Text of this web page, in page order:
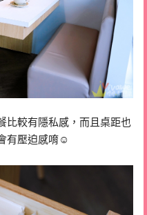
比較有隱私感，而且桌距也
有壓迫感唷☺️